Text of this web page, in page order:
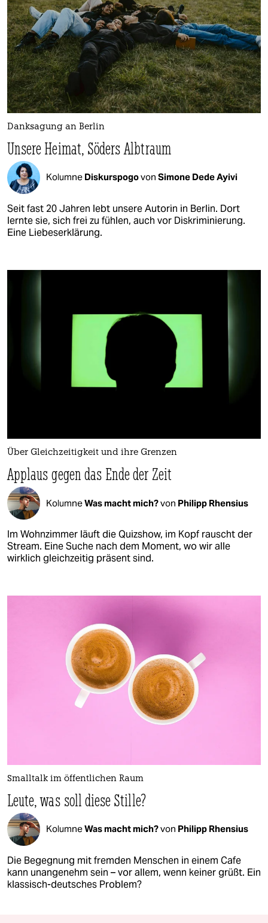
Danksagung an Berlin
Unsere Heimat, Söders Albtraum
Kolumne Diskurspogovon Simone Dede Ayivi
Seit fast 20 Jahren lebt unsere Autorin in Berlin. Dort
lernte sie, sich frei zu fühlen, auch vor Diskriminierung.
Eine Liebeserklärung.
Über Gleichzeitigkeit und ihre Grenzen
Applaus gegen das Ende der Zeit
KolumneWas macht mich?von Philipp Rhensius
Im Wohnzimmer läuft die Quizshow, im Kopf rauscht der
Stream. Eine Suche nach dem Moment, wo wir alle
wirklich gleichzeitig präsent sind.
Smalltalk im öffentlichen Raum
Leute, was soll diese Stille?
KolumneWas macht mich?von Philipp Rhensius
Die Begegnung mit fremden Menschen in einem Cafe
kann unangenehm sein – vor allem, wenn keiner grüßt. Ein
klassisch-deutsches Problem?